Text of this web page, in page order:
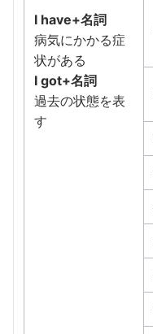
I have+名詞
病気にかかる症
状がある
I got+名詞
過去の状態を表
す